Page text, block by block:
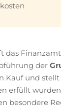
das
der
Kauf und stellt
erfüllt
besondere